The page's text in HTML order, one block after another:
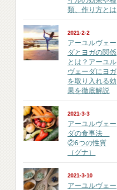
類、作り方とは
2021-2-2
アーユルヴェー
ダとヨガの関係
とは？アーユル
ヴェーダにヨガ
を取り入れる効
果を徹底解説
2021-3-3
アーユルヴェー
ダの食事法
②6つの性質
（グナ）
2021-3-10
アーユルヴェー